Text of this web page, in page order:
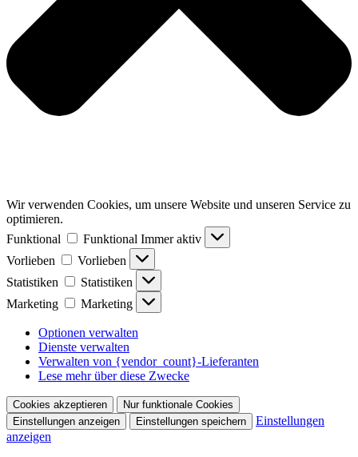
Wir verwenden Cookies, um unsere Website und unseren Service zu
optimieren.
Funktional
Funktional Immer aktiv
Vorlieben
Vorlieben
Statistiken
Statistiken
Marketing
Marketing
Optionen verwalten
Dienste verwalten
Verwalten von {vendor_count}-Lieferanten
Lese mehr über diese Zwecke
Cookies akzeptieren
Nur funktionale Cookies
Einstellungen anzeigen
Einstellungen speichern
Einstellungen
anzeigen